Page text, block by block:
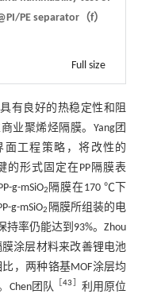
PE separator（f）
Full size
有良好的热稳定性和阻
业聚烯烃隔膜。Yang团
工程策略，将改性的
的形式固定在PP隔膜表
g-mSiO2 隔膜在170 ℃下
g-mSiO2 隔膜所组装的电
率仍能达到93%。Zhou
涂层材料来改善锂电池
，两种铬基MOF涂层均
Chen团队
［43］ 利用原位